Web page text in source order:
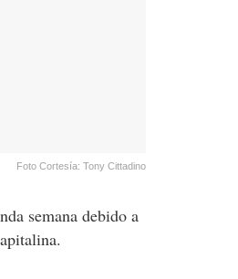
Foto Cortesía: Tony Cittadino
semana debido a